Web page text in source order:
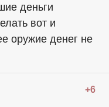
деньги
вот и
оружие денег не
+6